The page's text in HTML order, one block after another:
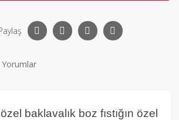
Yorumlar
baklavalık boz fıstığın özel